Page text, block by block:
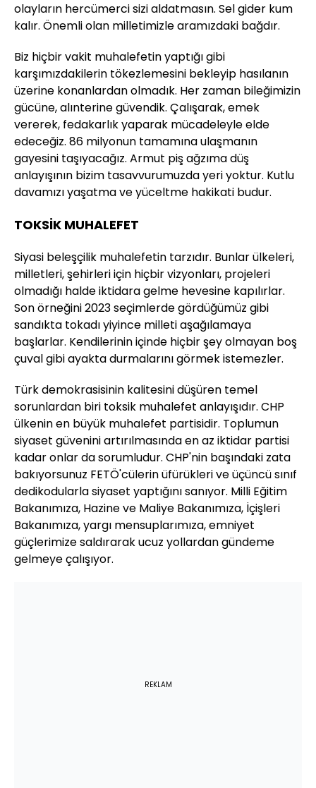
olayların hercümerci sizi aldatmasın. Sel gider kum
kalır. Önemli olan milletimizle aramızdaki bağdır.
Biz hiçbir vakit muhalefetin yaptığı gibi
karşımızdakilerin tökezlemesini bekleyip hasılanın
üzerine konanlardan olmadık. Her zaman bileğimizin
gücüne, alınterine güvendik. Çalışarak, emek
vererek, fedakarlık yaparak mücadeleyle elde
edeceğiz. 86 milyonun tamamına ulaşmanın
gayesini taşıyacağız. Armut piş ağzıma düş
anlayışının bizim tasavvurumuzda yeri yoktur. Kutlu
davamızı yaşatma ve yüceltme hakikati budur.
TOKSİK MUHALEFET
Siyasi beleşçilik muhalefetin tarzıdır. Bunlar ülkeleri,
milletleri, şehirleri için hiçbir vizyonları, projeleri
olmadığı halde iktidara gelme hevesine kapılırlar.
Son örneğini 2023 seçimlerde gördüğümüz gibi
sandıkta tokadı yiyince milleti aşağılamaya
başlarlar. Kendilerinin içinde hiçbir şey olmayan boş
çuval gibi ayakta durmalarını görmek istemezler.
Türk demokrasisinin kalitesini düşüren temel
sorunlardan biri toksik muhalefet anlayışıdır. CHP
ülkenin en büyük muhalefet partisidir. Toplumun
siyaset güvenini artırılmasında en az iktidar partisi
kadar onlar da sorumludur. CHP'nin başındaki zata
bakıyorsunuz FETÖ'cülerin üfürükleri ve üçüncü sınıf
dedikodularla siyaset yaptığını sanıyor. Milli Eğitim
Bakanımıza, Hazine ve Maliye Bakanımıza, İçişleri
Bakanımıza, yargı mensuplarımıza, emniyet
güçlerimize saldırarak ucuz yollardan gündeme
gelmeye çalışıyor.
REKLAM